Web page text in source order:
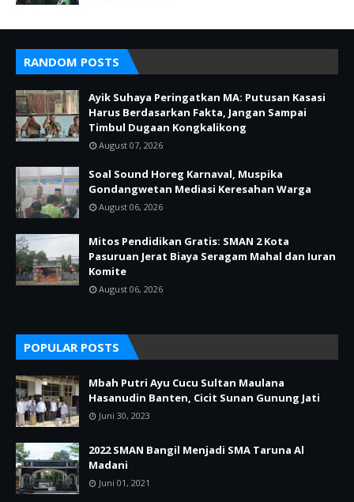
RANDOM POSTS
Ayik Suhaya Peringatkan MA: Putusan Kasasi
Harus Berdasarkan Fakta, Jangan Sampai
Timbul Dugaan Kongkalikong
August 07, 2026
Soal Sound Horeg Karnaval, Muspika
Gondangwetan Mediasi Keresahan Warga
August 06, 2026
Mitos Pendidikan Gratis: SMAN 2 Kota
Pasuruan Jerat Biaya Seragam Mahal dan Iuran
Komite
August 06, 2026
POPULAR POSTS
Mbah Putri Ayu Cucu Sultan Maulana
Hasanudin Banten, Cicit Sunan Gunung Jati
Juni 30, 2023
2022 SMAN Bangil Menjadi SMA Taruna Al
Madani
Juni 01, 2021